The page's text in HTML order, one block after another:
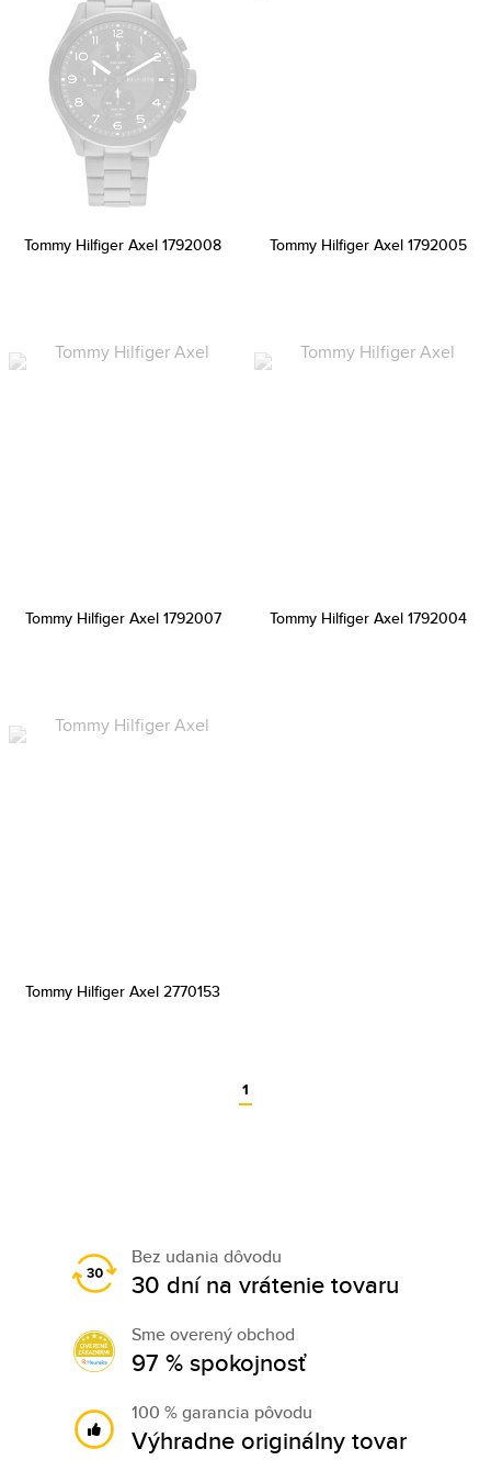
Tommy Hilfiger Axel 1792008 Tommy Hilfiger Axel 1792005
Tommy Hilfiger Axel 1792007 Tommy Hilfiger Axel 1792004
Tommy Hilfiger Axel 2770153
1
Bez udania dôvodu
30 dní na vrátenie tovaru
Sme overený obchod
97 % spokojnosť
100 % garancia pôvodu
Výhradne originálny tovar